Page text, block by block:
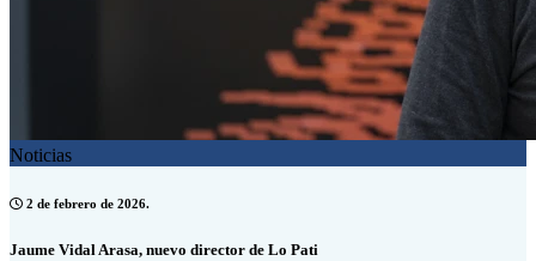
Noticias
2 de febrero de 2026.
Jaume Vidal Arasa, nuevo director de Lo Pati